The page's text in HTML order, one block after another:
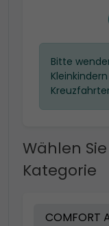
Bitte
Wählen
Kategorie
COMFORT